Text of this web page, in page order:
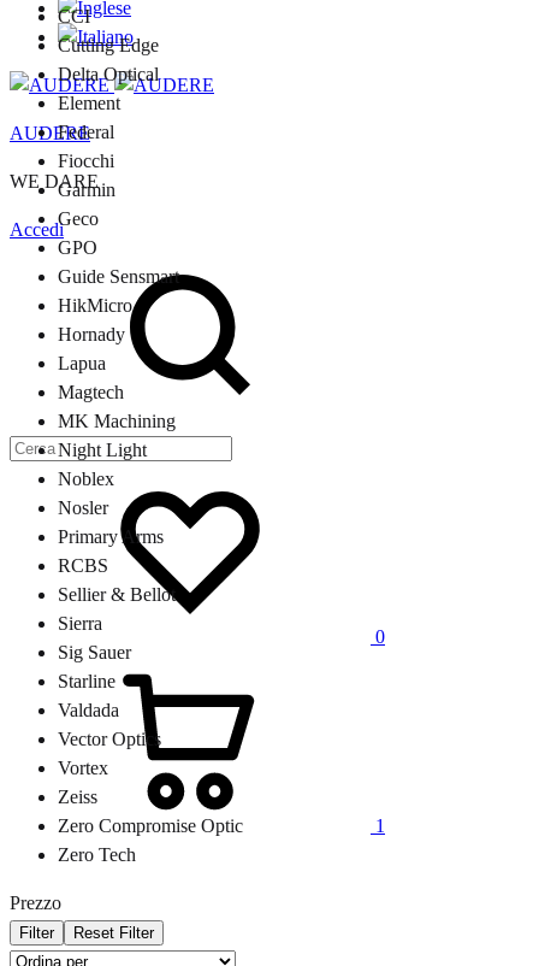
AUDERE
WE DARE
Accedi
Cerca
0
1
CCI
Cutting Edge
Delta Optical
Element
Federal
Fiocchi
Garmin
Geco
GPO
Guide Sensmart
HikMicro
Hornady
Lapua
Magtech
MK Machining
Night Light
Noblex
Nosler
Primary Arms
RCBS
Sellier & Bellot
Sierra
Sig Sauer
Starline
Valdada
Vector Optics
Vortex
Zeiss
Zero Compromise Optic
Zero Tech
Prezzo
Filter Reset Filter